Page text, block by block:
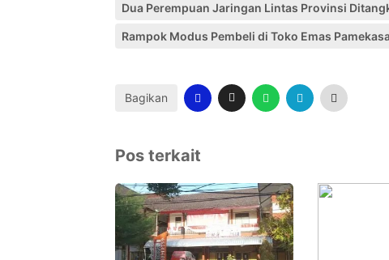
Dua Perempuan Jaringan Lintas Provinsi
Rampok Modus Pembeli di Toko Emas
Bagikan
Pos terkait